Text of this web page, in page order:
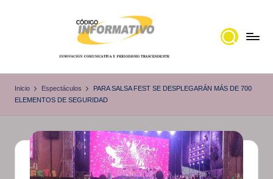
ó
i
o
noticias
Inicio Espectáculos
PARA SALSA FEST SE DESPLEGARÁN MÁS DE 700
ELEMENTOS DE SEGURIDAD